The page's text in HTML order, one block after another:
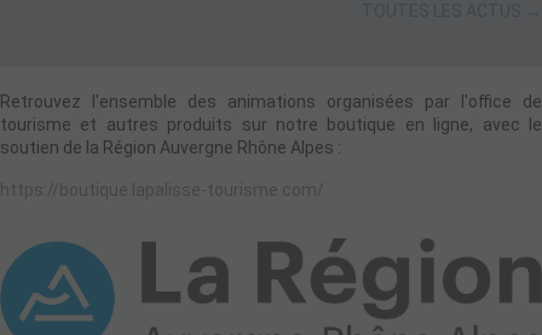
Retrouvez l'ensemble des animations organisées par l'office de
tourisme et autres produits sur notre boutique en ligne, avec le
soutien de la Région Auvergne Rhône Alpes :
https://boutique.lapalisse-tourisme.com/